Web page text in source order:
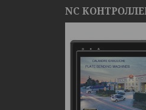
NC КОНТРОЛЛЕР